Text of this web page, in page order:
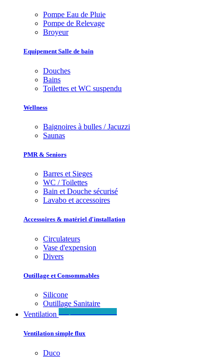
Pompe Eau de Pluie
Pompe de Relevage
Broyeur
Equipement Salle de bain
Douches
Bains
Toilettes et WC suspendu
Wellness
Baignoires à bulles / Jacuzzi
Saunas
PMR & Seniors
Barres et Sieges
WC / Toilettes
Bain et Douche sécurisé
Lavabo et accessoires
Accessoires & matériel d'installation
Circulateurs
Vase d'expension
Divers
Outillage et Consommables
Silicone
Outillage Sanitaire
Ventilation
Ventilation simple flux
Duco